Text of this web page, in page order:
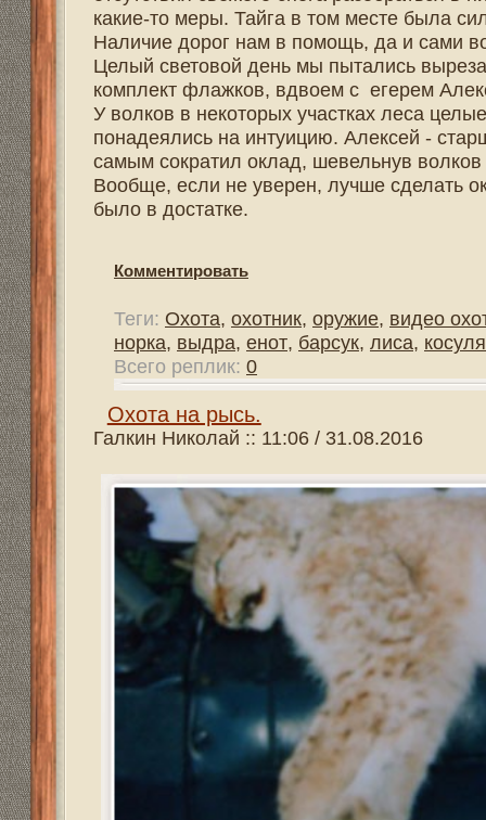
Ноябрь пришел в тайгу, но борьба за права
все это конечно отражается на охоте и ее
ладони. Мы оказались в тайге после дождя, снег
крон лежал белыми пятнами. Тайга преобразилась,
вот глухаря и тетерева мы прозевали. По набродам
проявляется интерес к мелким пушным зверькам:
Многое для собачек еще неизвестно и непонятно.
Комментировать
Теги: Охота,охотник,
выдра
Участники дискуссии:
На тетеревином току.
Галкин Николай :: 11:13 / 13.07.2016
Тетеревиный ток искать не трудно: он сам себя
услышать прямо с крыльца родного дома. В тихую и
пораньше можно выдвинуться на поиски токовища.
год. И если каждому охотнику охотиться разумно и
изменчивый климат, много молодняка погибает, не
Первый раз на ток меня взял мой отец, когда мне